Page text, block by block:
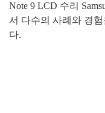
Note 9 LCD 수리
서 다수의 사례와 경
다.